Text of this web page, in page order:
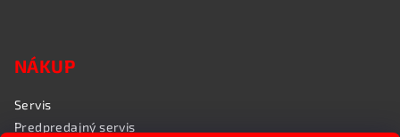
NÁKUP
Servis
Predpredajný servis